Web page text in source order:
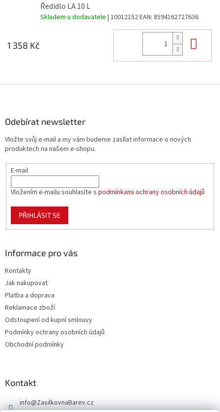
Ředidlo LA 10 L
Skladem u dodavatele | 10012152EAN: 8594162727636
1 358 Kč
Odebírat newsletter
Vložte svůj e-mail a my vám budeme zasílat informace o nových
produktech na našem e-shopu.
E-mail
Vložením e-mailu souhlasíte s podmínkami ochrany osobních údajů
PŘIHLÁSIT SE
Informace pro vás
Kontakty
Jak nakupovat
Platba a doprava
Reklamace zboží
Odstoupení od kupní smlouvy
Podmínky ochrany osobních údajů
Obchodní podmínky
Kontakt
info@ZasilkovnaBarev.cz